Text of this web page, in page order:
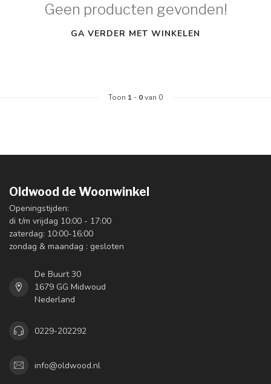
Geen producten gevonden!
GA VERDER MET WINKELEN
Toon 1 - 0van 0
Oldwood de Woonwinkel
Openingstijden:
di t/m vrijdag 10:00 - 17:00
zaterdag: 10:00-16:00
zondag & maandag : gesloten
De Buurt 30
1679 GG Midwoud
Nederland
0229-202292
info@oldwood.nl